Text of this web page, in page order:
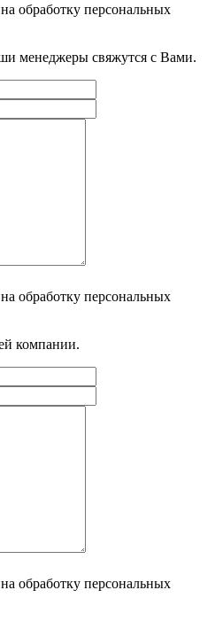
на обработку персональных
менеджеры свяжутся с Вами.
на обработку персональных
компании.
на обработку персональных